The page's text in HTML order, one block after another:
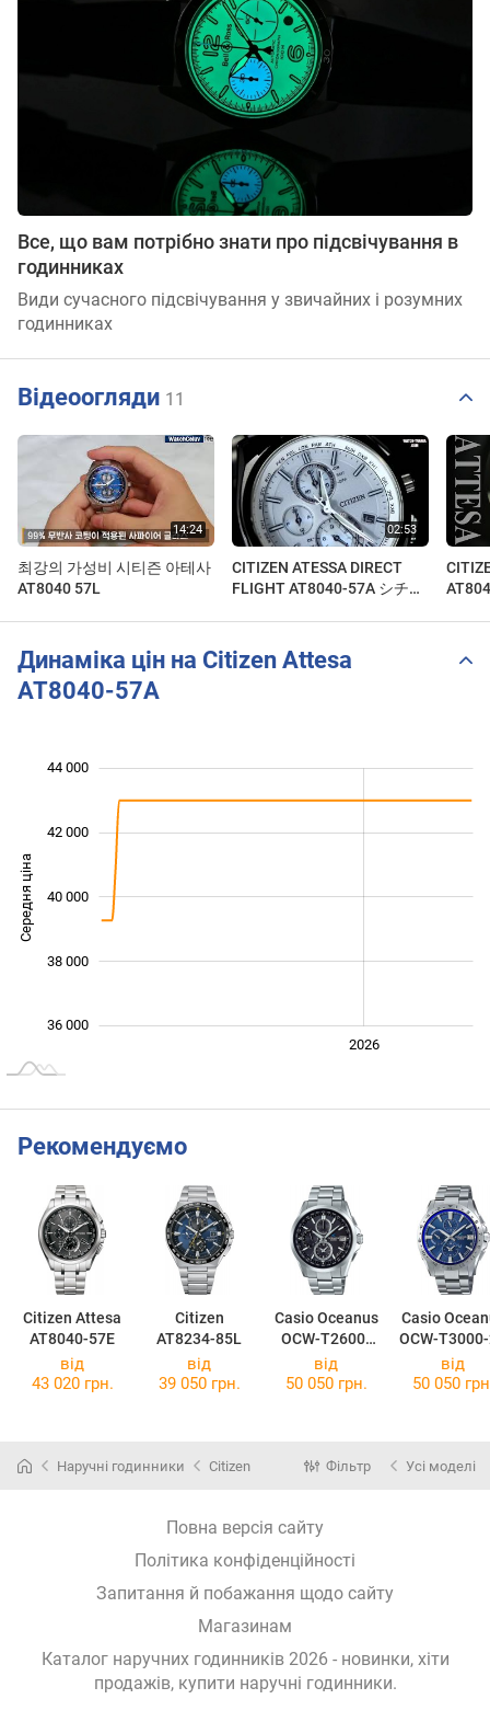
Все, що вам потрібно знати про підсвічування в
годинниках
Види сучасного підсвічування у звичайних і розумних
годинниках
Відеоогляди 11
최강의 가성비 시티즌 아테사
AT8040 57L
CITIZEN ATESSA DIRECT
FLIGHT AT8040-57A シチズ
Динаміка цін на Citizen Attesa
AT8040-57A
Середня ціна 37 000
36 000
38 000
40 000
42 000
44 000
2026
Рекомендуємо
Citizen Attesa
AT8040-57E
Citizen
AT8234-85L
Casio Oceanus
OCW-T2600-
1A2
Casio
OCW-
від
43 020 грн.
від
39 050 грн.
від
50 050 грн.
від
50 050
Наручні годинники Citizen Фільтр Усі моделі
Повна версія сайту
Політика конфіденційності
Запитання й побажання щодо сайту
Магазинам
Каталог наручних годинників 2026 - новинки, хіти
продажів, купити наручні годинники.